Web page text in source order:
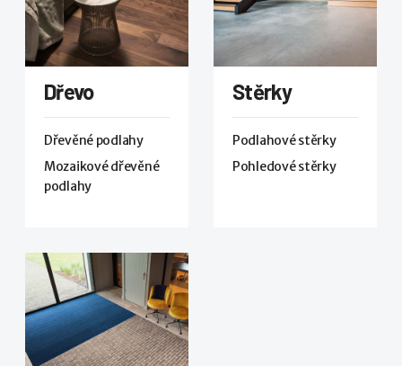
Dřevo
Dřevěné podlahy
Mozaikové dřevěné
podlahy
Stěrky
Podlahové stěrky
Pohledové stěrky